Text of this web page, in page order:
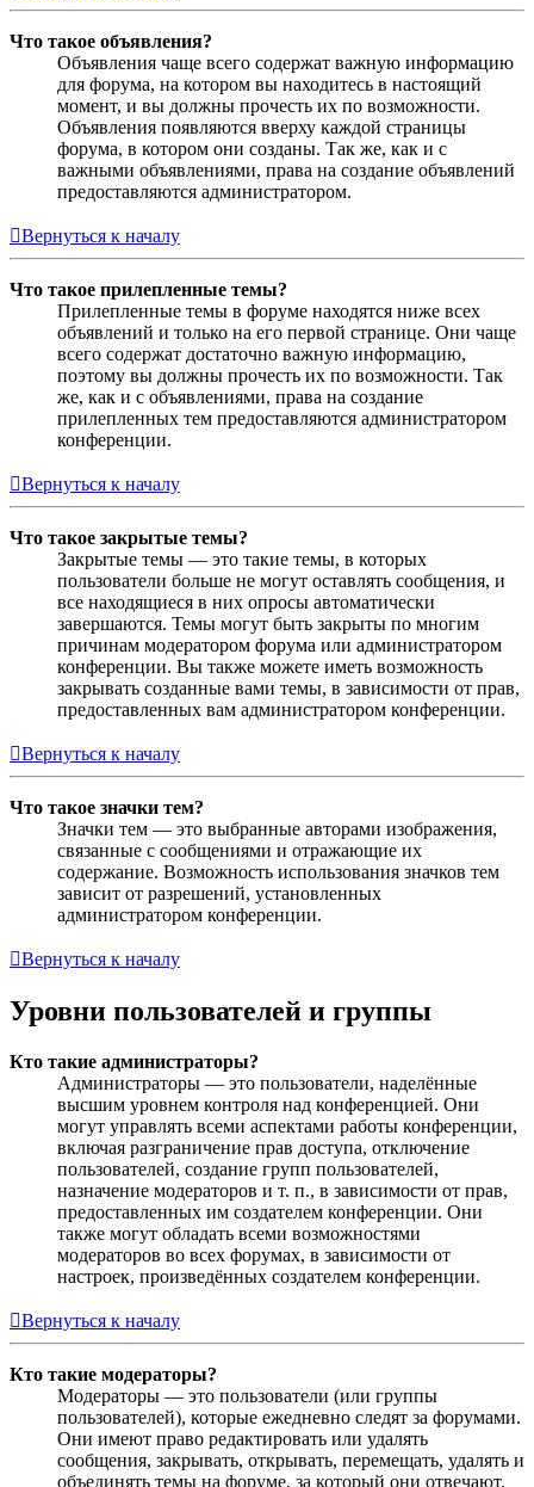
Что такое объявления?
Объявления чаще всего содержат важную информацию
для форума, на котором вы находитесь в настоящий
момент, и вы должны прочесть их по возможности.
Объявления появляются вверху каждой страницы
форума, в котором они созданы. Так же, как и с
важными объявлениями, права на создание объявлений
предоставляются администратором.
Вернуться к началу
Что такое прилепленные темы?
Прилепленные темы в форуме находятся ниже всех
объявлений и только на его первой странице. Они чаще
всего содержат достаточно важную информацию,
поэтому вы должны прочесть их по возможности. Так
же, как и с объявлениями, права на создание
прилепленных тем предоставляются администратором
конференции.
Вернуться к началу
Что такое закрытые темы?
Закрытые темы — это такие темы, в которых
пользователи больше не могут оставлять сообщения, и
все находящиеся в них опросы автоматически
завершаются. Темы могут быть закрыты по многим
причинам модератором форума или администратором
конференции. Вы также можете иметь возможность
закрывать созданные вами темы, в зависимости от прав,
предоставленных вам администратором конференции.
Вернуться к началу
Что такое значки тем?
Значки тем — это выбранные авторами изображения,
связанные с сообщениями и отражающие их
содержание. Возможность использования значков тем
зависит от разрешений, установленных
администратором конференции.
Вернуться к началу
Уровни пользователей и группы
Кто такие администраторы?
Администраторы — это пользователи, наделённые
высшим уровнем контроля над конференцией. Они
могут управлять всеми аспектами работы конференции,
включая разграничение прав доступа, отключение
пользователей, создание групп пользователей,
назначение модераторов и т. п., в зависимости от прав,
предоставленных им создателем конференции. Они
также могут обладать всеми возможностями
модераторов во всех форумах, в зависимости от
настроек, произведённых создателем конференции.
Вернуться к началу
Кто такие модераторы?
Модераторы — это пользователи (или группы
пользователей), которые ежедневно следят за форумами.
Они имеют право редактировать или удалять
сообщения, закрывать, открывать, перемещать, удалять и
объединять темы на форуме, за который они отвечают.